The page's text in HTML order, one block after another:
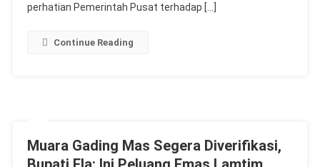
perhatian Pemerintah Pusat terhadap […]
Continue Reading
Muara Gading Mas Segera Diverifikasi,